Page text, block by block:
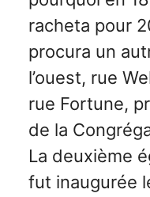
racheta pour
procura un
l’ouest, rue
rue Fortune,
de la
La deuxième
fut inaugurée